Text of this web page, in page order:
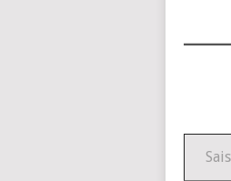
Saisissez votre adresse e-mail…